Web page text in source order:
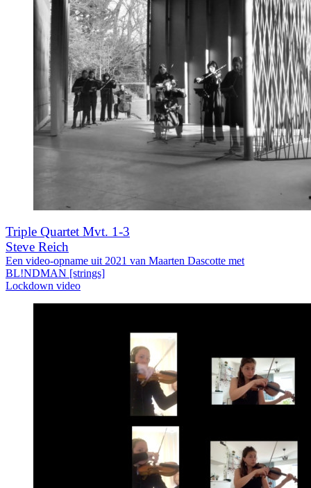
Triple Quartet Mvt. 1-3
Steve Reich
Een video-opname uit 2021 van Maarten Dascotte met
BL!NDMAN [strings]
Lockdown video